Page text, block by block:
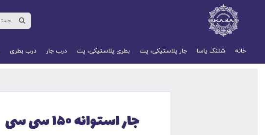
خانه شلنگ یاسا جار پلاستیکی، پت بطری پلاستیکی، پت درب جار درب بطری
جار پلاستیکی، پت استوانه شفاف دهانه ۷۰ سایز ۱۵۰ سی سی